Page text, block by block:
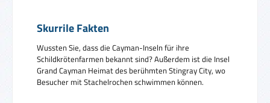
Skurrile Fakten
Wussten Sie, dass die Cayman-Inseln für ihre
Schildkrötenfarmen bekannt sind? Außerdem ist die Insel
Grand Cayman Heimat des berühmten Stingray City, wo
Besucher mit Stachelrochen schwimmen können.